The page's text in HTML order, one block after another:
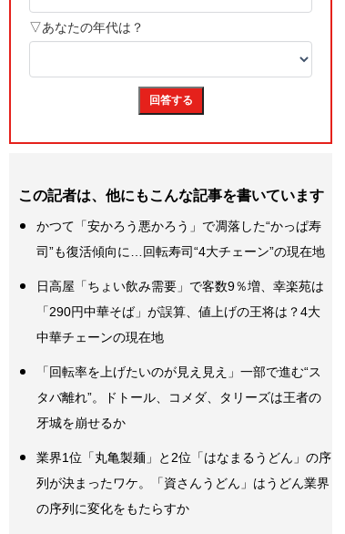
この記者は、他にもこんな記事を書いています
かつて「安かろう悪かろう」で凋落した“かっぱ寿
司”も復活傾向に…回転寿司“4大チェーン”の現在地
日高屋「ちょい飲み需要」で客数9％増、幸楽苑は
「290円中華そば」が誤算、値上げの王将は？4大
中華チェーンの現在地
「回転率を上げたいのが見え見え」一部で進む“ス
タバ離れ”。ドトール、コメダ、タリーズは王者の
牙城を崩せるか
業界1位「丸亀製麺」と2位「はなまるうどん」の序
列が決まったワケ。「資さんうどん」はうどん業界
の序列に変化をもたらすか